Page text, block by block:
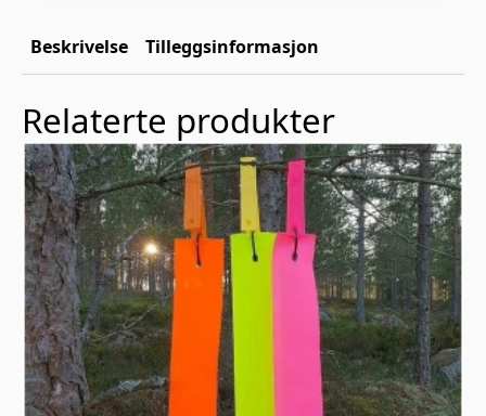
Beskrivelse Tilleggsinformasjon
Relaterte produkter